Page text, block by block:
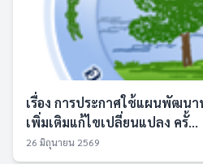
เรื่อง การประกาศใช้แผนพัฒน
เพิ่มเติมแก้ไขเปลี่ยนแปลง ครั้...
26 มิถุนายน 2569